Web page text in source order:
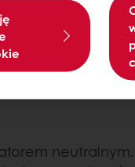
mieszadłem, na
40 cm. Piec w